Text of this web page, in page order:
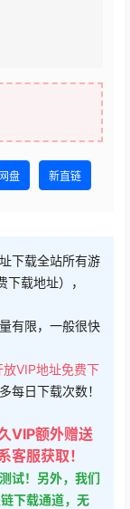
盘 新直链
下载全站所有游
载地址），
有限，一般很快
放VIP地址免费下
每日下载次数！
VIP额外赠送
客服获取！
试！另外，我们
下载通道，无